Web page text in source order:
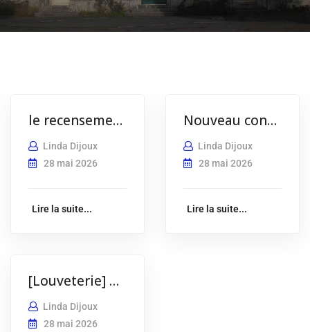
le recensement obligatoire dès 16 ans
Linda Dijoux
28 mai 2026
Lire la suite...
Nouveau conciliateur de justice
Linda Dijoux
28 mai 2026
Lire la suite...
[Louveterie] Nouvelle prévision de mission
Linda Dijoux
28 mai 2026